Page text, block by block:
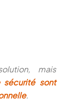
mais
sont
.